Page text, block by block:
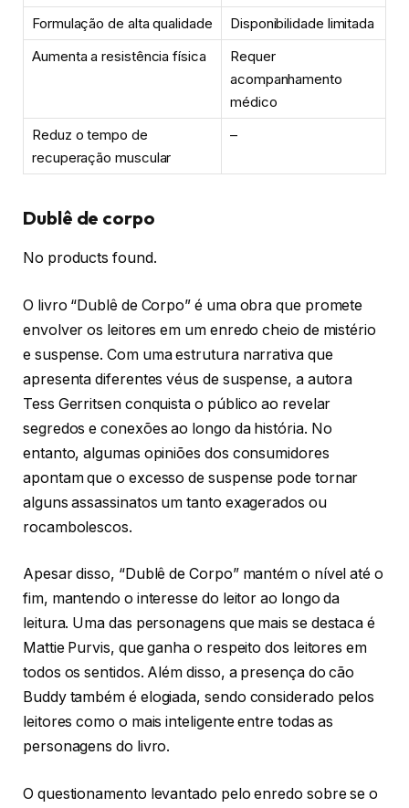
Formulação de alta qualidade
Disponibilidade limitada
Aumenta a resistência física
Requer
acompanhamento
médico
Reduz o tempo de
recuperação muscular
–
Dublê de corpo
No products found.
O livro “Dublê de Corpo” é uma obra que promete
envolver os leitores em um enredo cheio de mistério
e suspense. Com uma estrutura narrativa que
apresenta diferentes véus de suspense, a autora
Tess Gerritsen conquista o público ao revelar
segredos e conexões ao longo da história. No
entanto, algumas opiniões dos consumidores
apontam que o excesso de suspense pode tornar
alguns assassinatos um tanto exagerados ou
rocambolescos.
Apesar disso, “Dublê de Corpo” mantém o nível até o
fim, mantendo o interesse do leitor ao longo da
leitura. Uma das personagens que mais se destaca é
Mattie Purvis, que ganha o respeito dos leitores em
todos os sentidos. Além disso, a presença do cão
Buddy também é elogiada, sendo considerado pelos
leitores como o mais inteligente entre todas as
personagens do livro.
O questionamento levantado pelo enredo sobre se o